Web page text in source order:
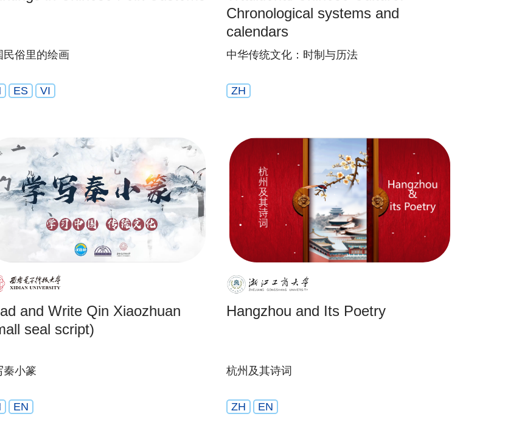
民俗里的绘画
ES VI
Chronological systems and
calendars
中华传统文化：时制与历法
ZH
and Write Qin Xiaozhuan
seal script)
秦小篆
EN
Hangzhou and Its Poetry
杭州及其诗词
ZH EN